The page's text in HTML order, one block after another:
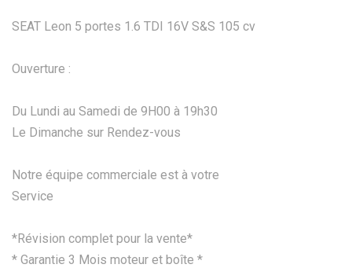
SEAT Leon 5 portes 1.6 TDI 16V S&S 105 cv
Ouverture :
Du Lundi au Samedi de 9H00 à 19h30
Le Dimanche sur Rendez-vous
Notre équipe commerciale est à votre
Service
*Révision complet pour la vente*
* Garantie 3 Mois moteur et boîte *